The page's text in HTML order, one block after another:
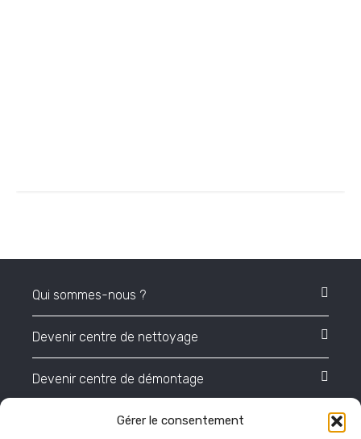
Gérer le consentement
Qui sommes-nous ?
Devenir centre de nettoyage
Devenir centre de démontage